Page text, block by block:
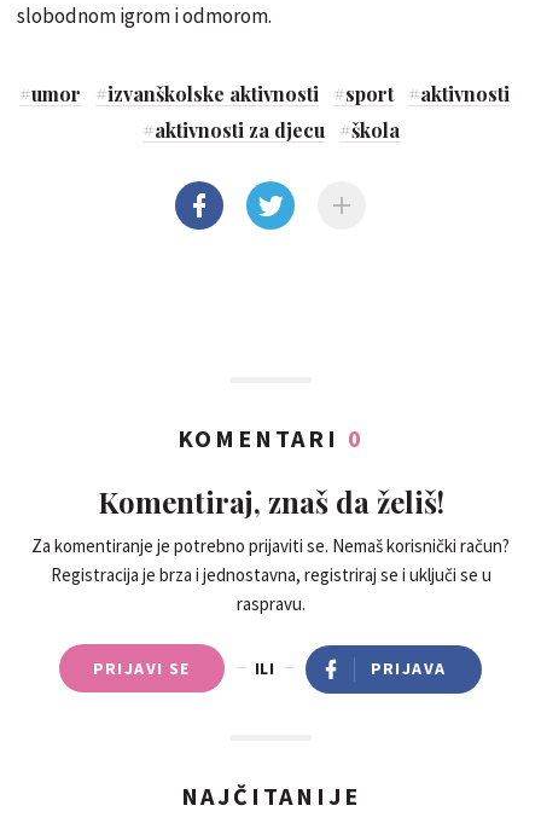
slobodnom igrom i odmorom.
#umor #izvanškolske aktivnosti #sport #aktivnosti
#aktivnosti za djecu #škola
KOMENTARI 0
Komentiraj, znaš da želiš!
Za komentiranje je potrebno prijaviti se. Nemaš korisnički račun?
Registracija je brza i jednostavna, registriraj se i uključi se u
raspravu.
PRIJAVI SE ILI PRIJAVA
NAJČITANIJE